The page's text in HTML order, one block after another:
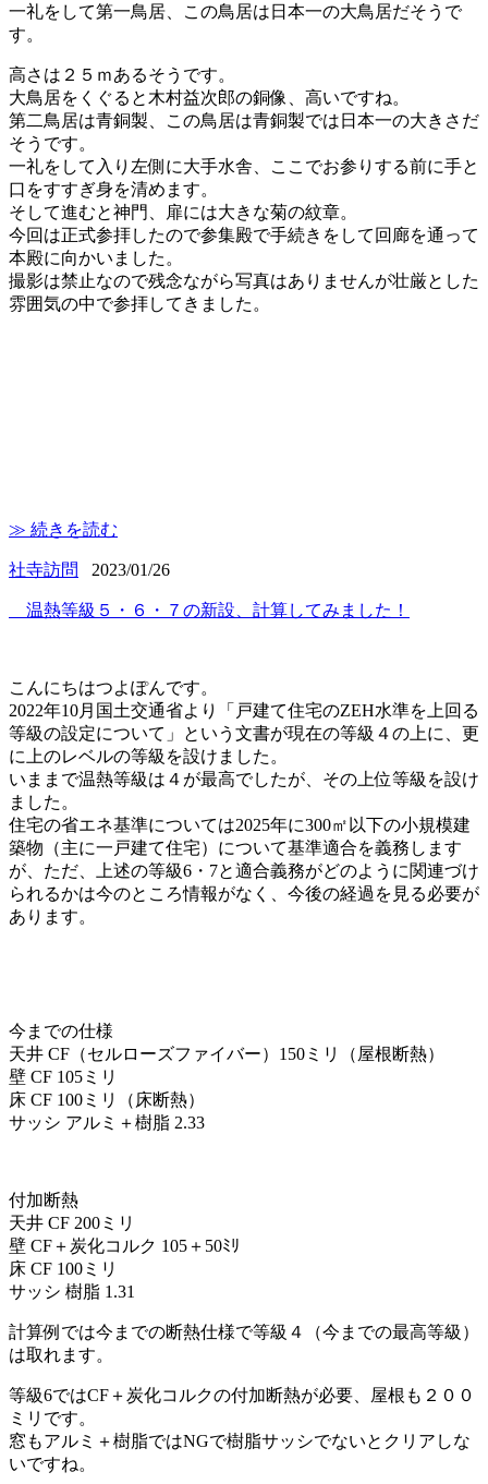
一礼をして第一鳥居、この鳥居は日本一の大鳥居だそうで
す。
高さは２５ｍあるそうです。
大鳥居をくぐると木村益次郎の銅像、高いですね。
第二鳥居は青銅製、この鳥居は青銅製では日本一の大きさだ
そうです。
一礼をして入り左側に大手水舎、ここでお参りする前に手と
口をすすぎ身を清めます。
そして進むと神門、扉には大きな菊の紋章。
今回は正式参拝したので参集殿で手続きをして回廊を通って
本殿に向かいました。
撮影は禁止なので残念ながら写真はありませんが壮厳とした
雰囲気の中で参拝してきました。
≫ 続きを読む
社寺訪問 2023/01/26
温熱等級５・６・７の新設、計算してみました！
こんにちはつよぽんです。
2022年10月国土交通省より「戸建て住宅のZEH水準を上回る
等級の設定について」という文書が現在の等級４の上に、更
に上のレベルの等級を設けました。
いままで温熱等級は４が最高でしたが、その上位等級を設け
ました。
住宅の省エネ基準については2025年に300㎡以下の小規模建
築物（主に一戸建て住宅）について基準適合を義務します
が、ただ、上述の等級6・7と適合義務がどのように関連づけ
られるかは今のところ情報がなく、今後の経過を見る必要が
あります。
今までの仕様
天井 CF（セルローズファイバー）150ミリ（屋根断熱）
壁 CF 105ミリ
床 CF 100ミリ（床断熱）
サッシ アルミ＋樹脂 2.33
付加断熱
天井 CF 200ミリ
壁 CF＋炭化コルク 105＋50ﾐﾘ
床 CF 100ミリ
サッシ 樹脂 1.31
計算例では今までの断熱仕様で等級４（今までの最高等級）
は取れます。
等級6ではCF＋炭化コルクの付加断熱が必要、屋根も２００
ミリです。
窓もアルミ＋樹脂ではNGで樹脂サッシでないとクリアしな
いですね。